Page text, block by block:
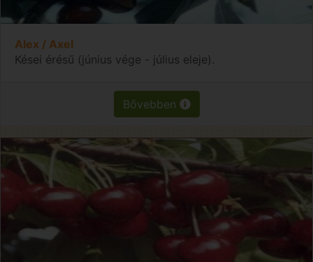
Alex / Axel
Kései érésű (június vége - július eleje).
Bővebben